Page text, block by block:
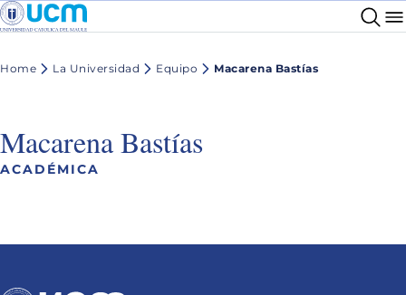
Home La Universidad Equipo Macarena Bastías
Macarena Bastías
ACADÉMICA